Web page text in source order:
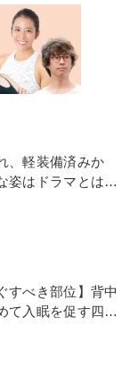
、軽装備済みか
姿はドラマとは別
すべき部位】背中
て入眠を促す四つ